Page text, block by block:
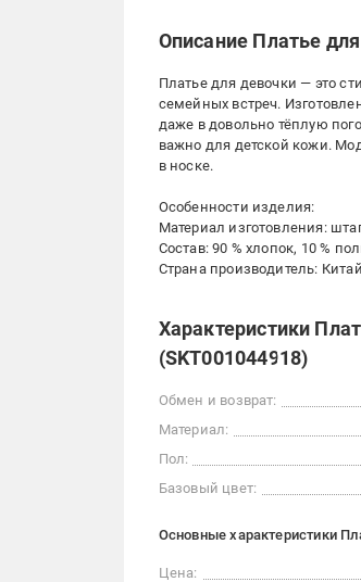
Описание Платье
Платье для девочки — это
семейных встреч.
даже в довольно тёплую
важно для детской кожи.
в носке.
Особенности изделия:
Материал изготовления:
Состав: 90 % хлопок, 10 %
Страна производитель:
Характеристики
(SKT001044918)
Обмен и возврат:
Материал:
Пол:
Базовый цвет:
Основные характеристики
Цена: